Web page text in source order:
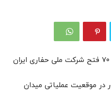
به همت کارکنان دستگاه حفاری ۷۰ فتح شرکت ملی حفاری ایران
کهور در موقعیت عملیاتی میدان